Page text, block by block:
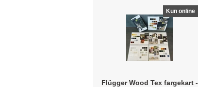
Kun online
Flügger Wood Tex fargekart -